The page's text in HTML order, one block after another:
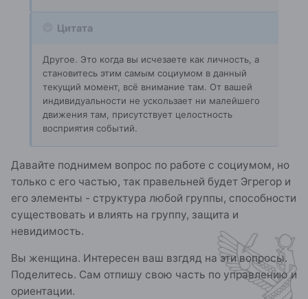
Цитата
Другое. Это когда вы исчезаете как личность, а
становитесь этим самым социумом в данный
текущий момент, всё внимание там. От вашей
индивидуальности не ускользает ни малейшего
движения там, присутствует целостность
восприятия событий.
Давайте поднимем вопрос по работе с социумом, но
только с его частью, так правельней будет Эгрегор и
его элементы - структура любой группы, способности
существовать и влиять на группу, защита и
невидимость.
Вы женщина. Интересен ваш взгдяд на эти вопросы.
Поделитесь. Сам отпишу свою часть по управлению и
ориентации.